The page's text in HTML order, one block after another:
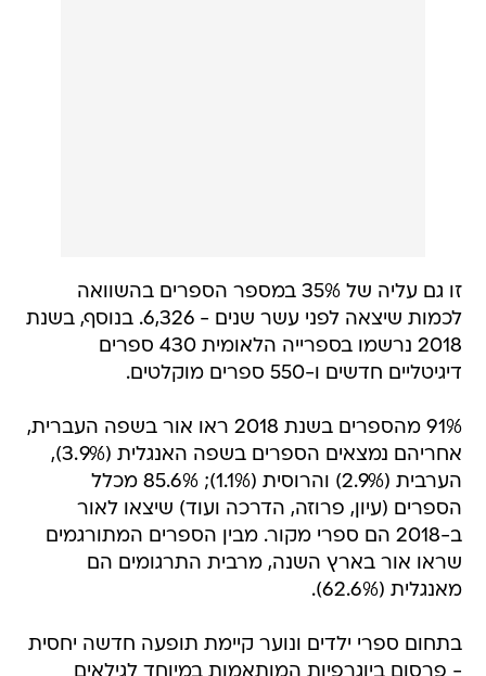
זו גם עליה של 35% במספר הספרים בהשוואה
לכמות שיצאה לפני עשר שנים - 6,326. בנוסף, בשנת
2018 נרשמו בספרייה הלאומית 430 ספרים
דיגיטליים חדשים ו-550 ספרים מוקלטים.
91% מהספרים בשנת 2018 ראו אור בשפה העברית,
אחריהם נמצאים הספרים בשפה האנגלית (3.9%),
הערבית (2.9%) והרוסית (1.1%); 85.6% מכלל
הספרים (עיון, פרוזה, הדרכה ועוד) שיצאו לאור
ב-2018 הם ספרי מקור. מבין הספרים המתורגמים
שראו אור בארץ השנה, מרבית התרגומים הם
מאנגלית (62.6%).
בתחום ספרי ילדים ונוער קיימת תופעה חדשה יחסית